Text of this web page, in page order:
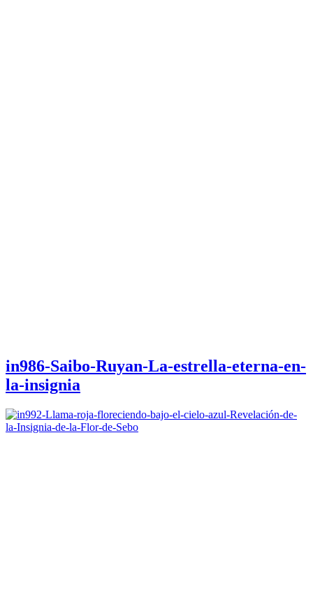
in986-Saibo-Ruyan-La-estrella-eterna-en-
la-insignia